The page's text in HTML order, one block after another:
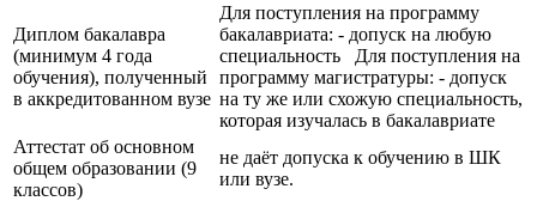
Диплом бакалавра
(минимум 4 года
обучения), полученный
в аккредитованном вузе
Для поступления на программу
бакалавриата: - допуск на любую
специальность Для поступления на
программу магистратуры: - допуск
на ту же или схожую специальность,
которая изучалась в бакалавриате
Аттестат об основном
общем образовании (9
классов)
не даёт допуска к обучению в ШК
или вузе.